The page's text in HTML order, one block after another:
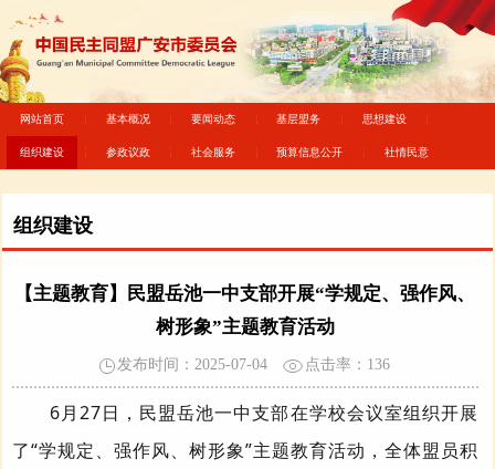
网站首页 基本概况 要闻动态 基层盟务 思想建设
组织建设 参政议政 社会服务 预算信息公开 社情民意
组织建设
【主题教育】民盟岳池一中支部开展“学规定、强作风、
树形象”主题教育活动
发布时间：2025-07-04 点击率： 136
6月27日，民盟岳池一中支部在学校会议室组织开展
了“学规定、强作风、树形象”主题教育活动，全体盟员积